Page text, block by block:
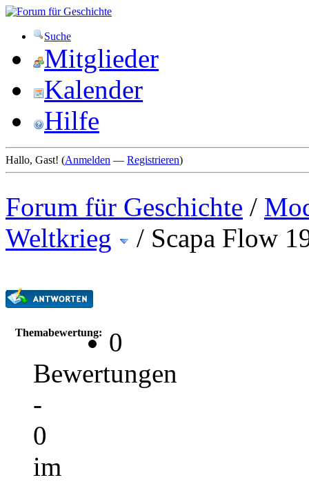
Suche
Mitglieder
Kalender
Hilfe
Hallo, Gast! (Anmelden — Registrieren)
Forum für Geschichte /
Weltkrieg
/ Scapa Flow
Themabewertung:
0
Bewertungen
-
0
im